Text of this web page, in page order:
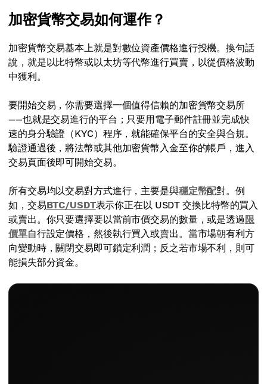
加密貨幣交易如何運作？
加密貨幣交易基本上就是對數位資產價格進行投機。換句話
說，就是以比特幣或以太坊等代幣進行買賣，以從價格波動
中獲利。
要開始交易，你需要選擇一個值得信賴的加密貨幣交易所
——也就是交易進行的平台；只要用電子郵件註冊並完成快
速的身分驗證（KYC）程序，就能確保平台的安全與合規。
驗證通過後，將法幣或其他加密貨幣入金至你的帳戶，進入
交易頁面後即可開始交易。
所有交易均以交易對方式進行，主要是與穩定幣配對。例
如，交易BTC/USDT表示你正在以 USDT 交換比特幣的買入
或賣出。你只要選擇要以當前市價交易的數量，或是透過 限
價單自行設定價格，然後執行買入或賣出。當市場朝有利方
向變動時，關閉交易即可鎖定利潤；反之若市場不利，則可
能損失部分資金。